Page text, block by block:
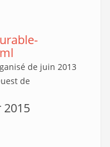
de juin 2013
de
2015